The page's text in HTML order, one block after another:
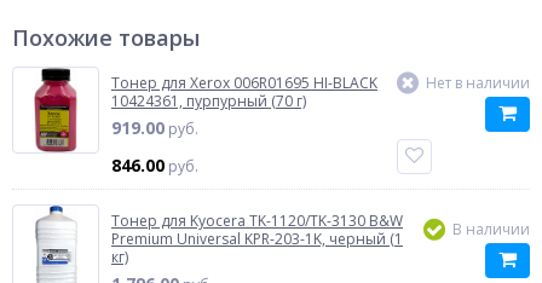
Похожие товары
Тонер для Xerox 006R01695 HI-BLACK
10424361, пурпурный (70 г)
919.00 руб.
846.00 руб.
Нет в наличии
Тонер для Kyocera TK-1120/TK-3130 B&W
Premium Universal KPR-203-1K, черный (1
кг)
В наличии